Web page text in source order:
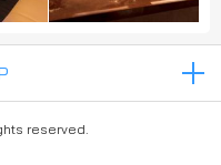
reserved.